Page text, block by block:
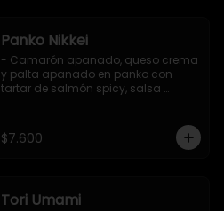
Panko Nikkei
- Camarón apanado, queso crema
y palta apanado en panko con
tartar de salmón spicy, salsa
$7.600
Tori Umami